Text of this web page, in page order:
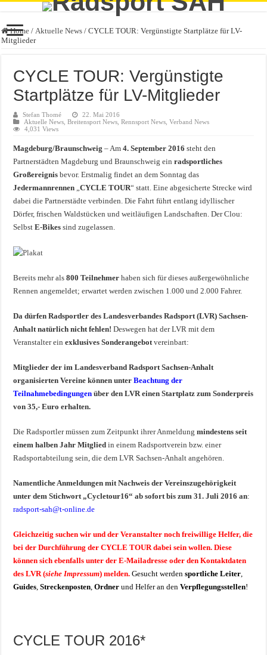
Home / Aktuelle News / CYCLE TOUR: Vergünstigte Startplätze für LV-
Mitglieder
CYCLE TOUR: Vergünstigte
Startplätze für LV-Mitglieder
Stefan Thomé
22. Mai 2016
Aktuelle News ,Breitensport News ,Rennsport News ,Verband News
4,031 Views
Magdeburg/Braunschweig– Am4. September 2016 steht den
Partnerstädten Magdeburg und Braunschweig einradsportliches
Großereignis bevor. Erstmalig findet an dem Sonntag das
Jedermannrennen „CYCLE TOUR“ statt. Eine abgesicherte Strecke wird
dabei die Partnerstädte verbinden. Die Fahrt führt entlang idyllischer
Dörfer, frischen Waldstücken und weitläufigen Landschaften. Der Clou:
Selbst E-Bikes sind zugelassen.
Bereits mehr als800 Teilnehmer haben sich für dieses außergewöhnliche
Rennen angemeldet; erwartet werden zwischen 1.000 und 2.000 Fahrer.
Da dürfen Radsportler des Landesverbandes Radsport (LVR) Sachsen-
Anhalt natürlich nicht fehlen! Deswegen hat der LVR mit dem
Veranstalter einexklusives Sonderangebotvereinbart:
Mitglieder der im Landesverband Radsport Sachsen-Anhalt
organisierten Vereine können unterBeachtung der
Teilnahmebedingungen über den LVR einen Startplatz zum Sonderpreis
von 35,- Euro erhalten.
Die Radsportler müssen zum Zeitpunkt ihrer Anmeldungmindestens seit
einem halben Jahr Mitglied in einem Radsportverein bzw. einer
Radsportabteilung sein, die dem LVR Sachsen-Anhalt angehören.
Namentliche Anmeldungen mit Nachweis der Vereinszugehörigkeit
unter dem Stichwort „Cycletour16“ ab sofort bis zum 31. Juli 2016 an:
radsport-sah@t-online.de
Gleichzeitig suchen wir und der Veranstalter noch freiwillige Helfer, die
bei der Durchführung der CYCLE TOUR dabei sein wollen. Diese
können sich ebenfalls unter der E-Mailadresse oder den Kontaktdaten
des LVR(siehe Impressum)melden.Gesucht werdensportliche Leiter,
Guides,Streckenposten,Ordner und Helfer an denVerpflegungsstellen!
CYCLE TOUR 2016*